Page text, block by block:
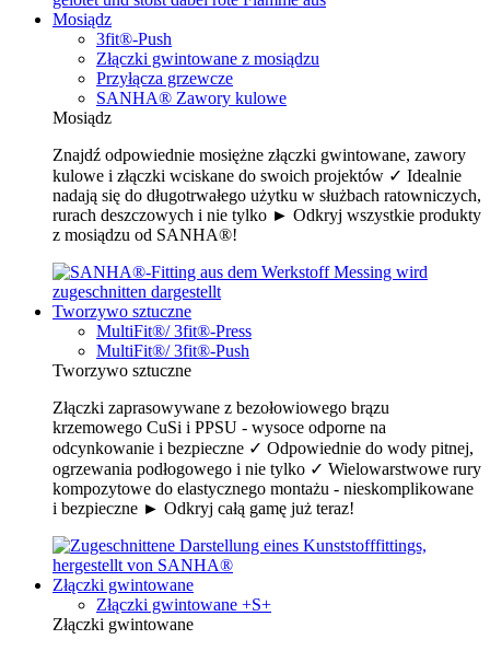
Mosiądz
3fit®-Push
Złączki gwintowane z mosiądzu
Przyłącza grzewcze
SANHA® Zawory kulowe
Mosiądz
Znajdź odpowiednie mosiężne złączki gwintowane, zawory
kulowe i złączki wciskane do swoich projektów ✓ Idealnie
nadają się do długotrwałego użytku w służbach ratowniczych,
rurach deszczowych i nie tylko ► Odkryj wszystkie produkty
z mosiądzu od SANHA®!
Tworzywo sztuczne
MultiFit®/ 3fit®-Press
MultiFit®/ 3fit®-Push
Tworzywo sztuczne
Złączki zaprasowywane z bezołowiowego brązu
krzemowego CuSi i PPSU - wysoce odporne na
odcynkowanie i bezpieczne ✓ Odpowiednie do wody pitnej,
ogrzewania podłogowego i nie tylko ✓ Wielowarstwowe rury
kompozytowe do elastycznego montażu - nieskomplikowane
i bezpieczne ► Odkryj całą gamę już teraz!
Złączki gwintowane
Złączki gwintowane +S+
Złączki gwintowane